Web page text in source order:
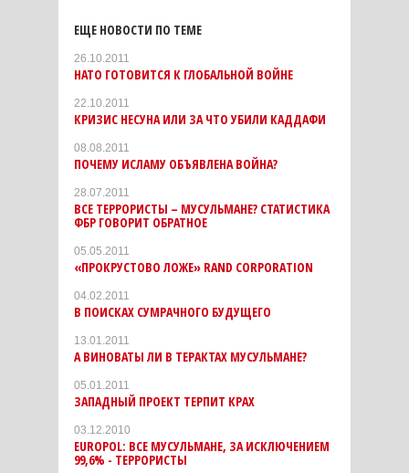
ЕЩЕ НОВОСТИ ПО ТЕМЕ
26.10.2011
НАТО ГОТОВИТСЯ К ГЛОБАЛЬНОЙ ВОЙНЕ
22.10.2011
КРИЗИС НЕСУНА ИЛИ ЗА ЧТО УБИЛИ КАДДАФИ
08.08.2011
ПОЧЕМУ ИСЛАМУ ОБЪЯВЛЕНА ВОЙНА?
28.07.2011
ВСЕ ТЕРРОРИСТЫ – МУСУЛЬМАНЕ? СТАТИСТИКА
ФБР ГОВОРИТ ОБРАТНОЕ
05.05.2011
«ПРОКРУСТОВО ЛОЖЕ» RAND CORPORATION
04.02.2011
В ПОИСКАХ СУМРАЧНОГО БУДУЩЕГО
13.01.2011
А ВИНОВАТЫ ЛИ В ТЕРАКТАХ МУСУЛЬМАНЕ?
05.01.2011
ЗАПАДНЫЙ ПРОЕКТ ТЕРПИТ КРАХ
03.12.2010
EUROPOL: ВСЕ МУСУЛЬМАНЕ, ЗА ИСКЛЮЧЕНИЕМ
99,6% - ТЕРРОРИСТЫ